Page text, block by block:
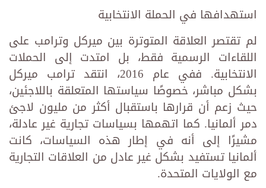
استهدافها في الحملة الانتخابية
لم تقتصر العلاقة المتوترة بين ميركل وترامب على
اللقاءات الرسمية فقط، بل امتدت إلى الحملات
الانتخابية. ففي عام 2016، انتقد ترامب ميركل
بشكل مباشر، خصوصًا سياستها المتعلقة باللاجئين،
حيث زعم أن قرارها باستقبال أكثر من مليون لاجئ
دمر ألمانيا. كما اتهمها بسياسات تجارية غير عادلة،
مشيرًا إلى أنه في إطار هذه السياسات، كانت
ألمانيا تستفيد بشكل غير عادل من العلاقات التجارية
مع الولايات المتحدة.